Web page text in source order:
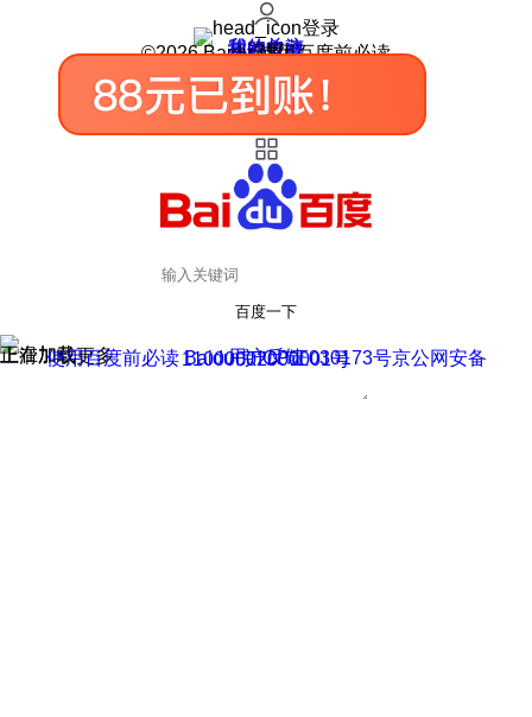
登录
我的关注
我的收藏
皮肤中心
用户反馈
设置
©2026 Baidu 使用百度前必读
百度一下
正在加载
上滑加载更多 用户反馈
使用百度前必读 Baidu 京ICP证030173号
京公网安备11000002000001号